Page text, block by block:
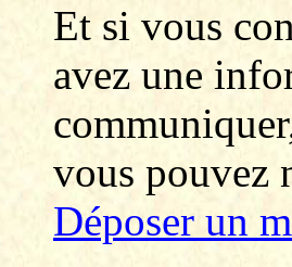
Et si vous
avez une
vous pouvez
Déposer un